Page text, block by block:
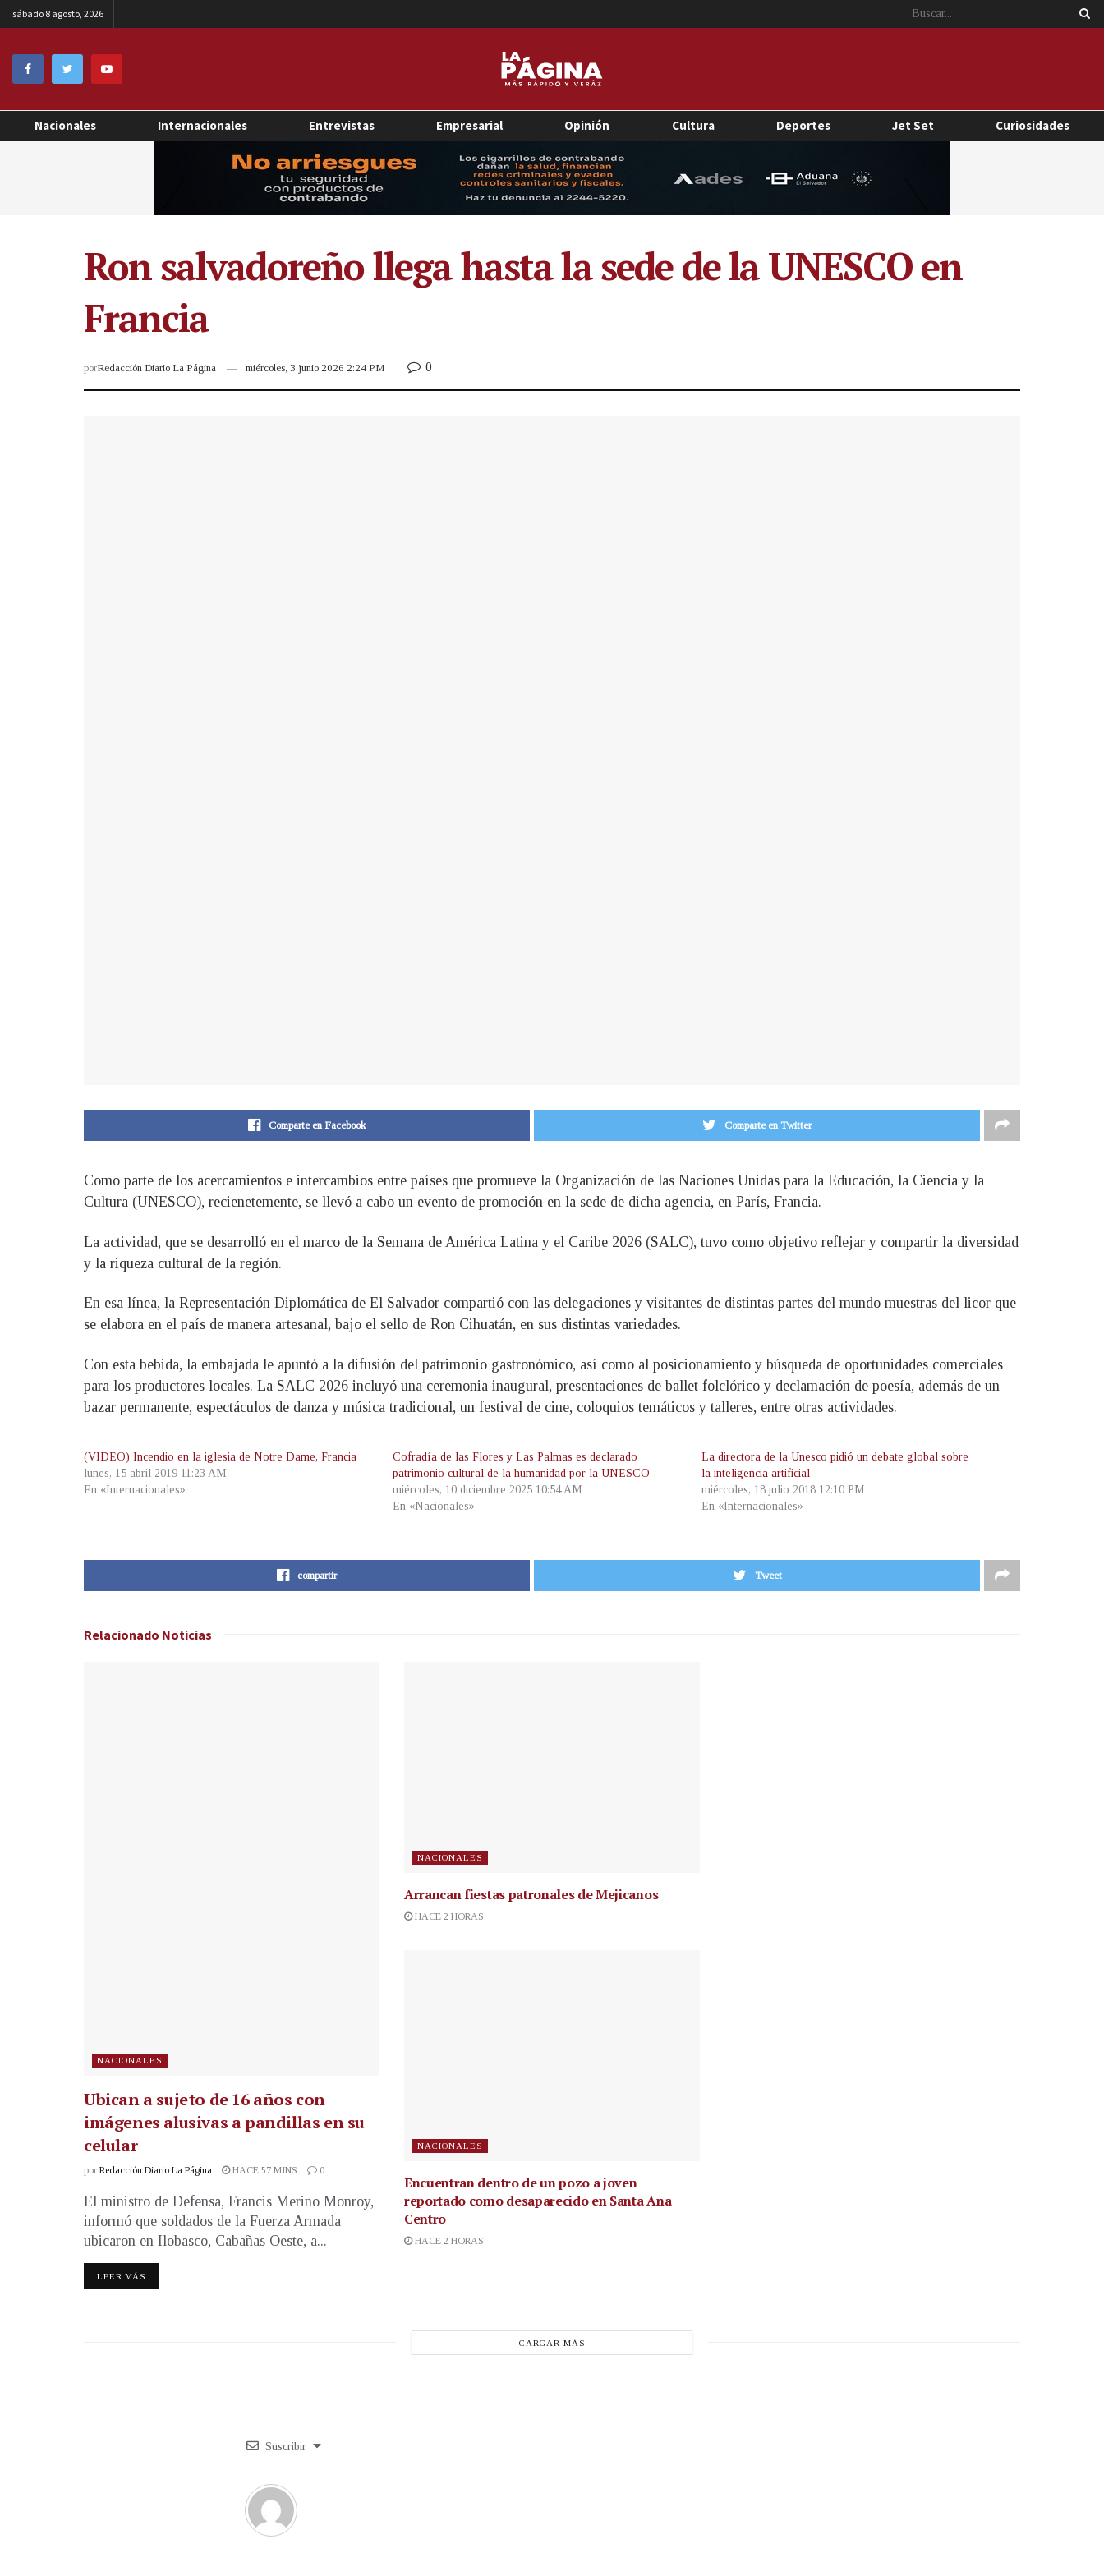
sábado 8 agosto, 2026
Nacionales Internacionales Entrevistas Empresarial Opinión Cultura Deportes Jet Set Curiosidades
Ron salvadoreño llega hasta la sede de la UNESCO en
Francia
porRedacción Diario La Página miércoles, 3 junio 2026 2:24 PM 0
Comparte en Facebook Comparte en Twitter
Como parte de los acercamientos e intercambios entre países que promueve la Organización de las Naciones Unidas para la Educación, la Ciencia y la
Cultura (UNESCO), recienetemente, se llevó a cabo un evento de promoción en la sede de dicha agencia, en París, Francia.
La actividad, que se desarrolló en el marco de la Semana de América Latina y el Caribe 2026 (SALC), tuvo como objetivo reflejar y compartir la diversidad
y la riqueza cultural de la región.
En esa línea, la Representación Diplomática de El Salvador compartió con las delegaciones y visitantes de distintas partes del mundo muestras del licor que
se elabora en el país de manera artesanal, bajo el sello de Ron Cihuatán, en sus distintas variedades.
Con esta bebida, la embajada le apuntó a la difusión del patrimonio gastronómico, así como al posicionamiento y búsqueda de oportunidades comerciales
para los productores locales. La SALC 2026 incluyó una ceremonia inaugural, presentaciones de ballet folclórico y declamación de poesía, además de un
bazar permanente, espectáculos de danza y música tradicional, un festival de cine, coloquios temáticos y talleres, entre otras actividades.
(VIDEO) Incendio en la iglesia de Notre Dame, Francia
lunes, 15 abril 2019 11:23 AM
En «Internacionales»
Cofradía de las Flores y Las Palmas es declarado
patrimonio cultural de la humanidad por la UNESCO
miércoles, 10 diciembre 2025 10:54 AM
En «Nacionales»
La directora de la Unesco pidió un debate global sobre
la inteligencia artificial
miércoles, 18 julio 2018 12:10 PM
En «Internacionales»
compartir Tweet
Relacionado Noticias
NACIONALES
Ubican a sujeto de 16 años con
imágenes alusivas a pandillas en su
celular
por Redacción Diario La Página HACE 57 MINS 0
El ministro de Defensa, Francis Merino Monroy,
informó que soldados de la Fuerza Armada
ubicaron en Ilobasco, Cabañas Oeste, a...
LEER MÁS
NACIONALES
Arrancan fiestas patronales de Mejicanos
HACE 2 HORAS
NACIONALES
Encuentran dentro de un pozo a joven
reportado como desaparecido en Santa Ana
Centro
HACE 2 HORAS
CARGAR MÁS
Suscribir